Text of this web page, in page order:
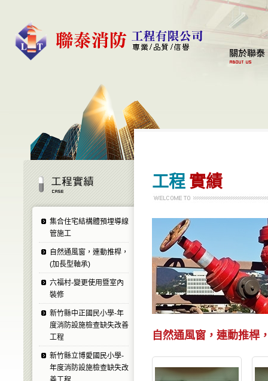
集合住宅結構體預埋導線
管施工
自然通風窗，連動推桿，
(加長型軸承)
六福村-變更使用暨室內
裝修
新竹縣中正國民小學-年
度消防設施檢查缺失改善
工程
新竹縣立博愛國民小學-
年度消防設施檢查缺失改
工程 實績
自然通風窗，連動推桿